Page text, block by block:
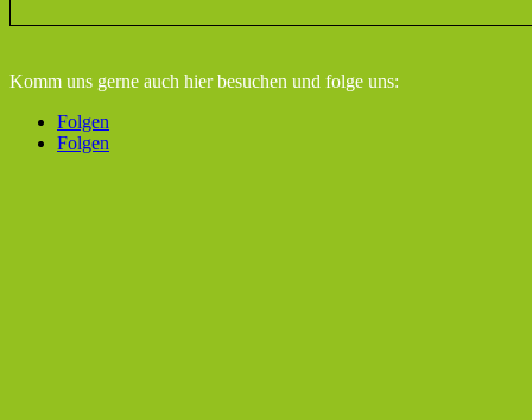
Komm uns gerne auch hier besuchen und folge uns:
Folgen
Folgen